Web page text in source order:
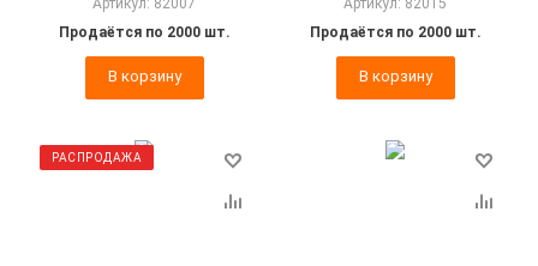
Артикул: 82007
Продаётся по 2000 шт.
В корзину
Артикул: 82015
Продаётся по 2000 шт.
В корзину
РАСПРОДАЖА